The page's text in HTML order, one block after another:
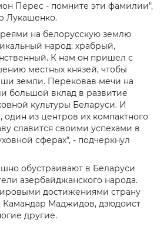
Перес - помните эти фамилии",
Лукашенко.
на белорусскую землю
народ: храбрый,
К нам он пришел с
местных князей, чтобы
земли. Перековав мечи на
большой вклад в развитие
культуры Беларуси. И
один из центров их компактного
славится своими успехами в
сферах", - подчеркнул
обустраивают в Беларуси
азербайджанского народа.
достижениями страну
Камандар Маджидов, дзюдоист
другие.